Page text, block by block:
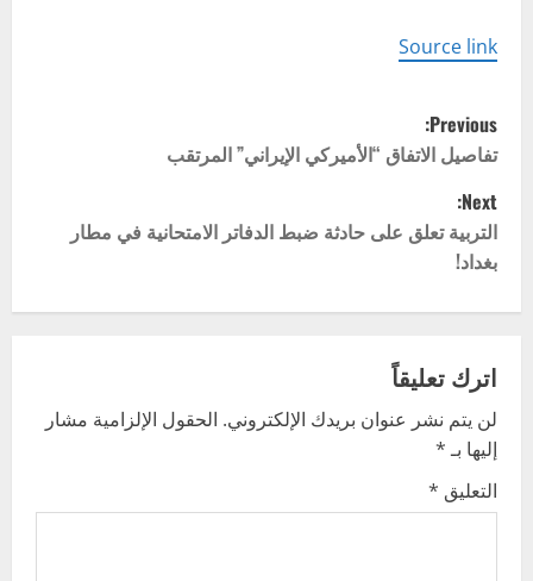
Source link
P
o
s
t
n
a
v
i
g
Previous:
تفاصيل الاتفاق “الأميركي الإيراني” المرتقب
Next:
التربية تعلق على حادثة ضبط الدفاتر الامتحانية في مطار
بغداد!
اترك تعليقاً
لن يتم نشر عنوان بريدك الإلكتروني. الحقول الإلزامية مشار
إليها بـ*
التعليق *